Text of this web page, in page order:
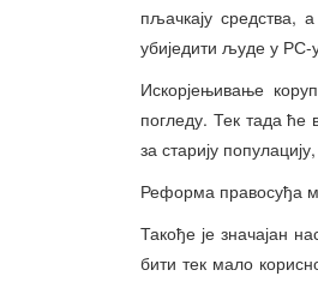
пљачкају средства,
убиједити људе у РС-
Искорјењивање
погледу. Тек тада ће
за старију
Реформа правосуђа
Такође је значајан
бити тек мало